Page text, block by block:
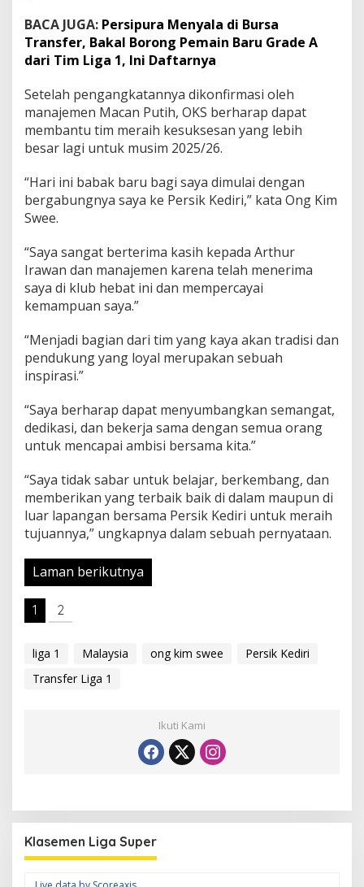
BACA JUGA: Persipura Menyala di Bursa
Transfer, Bakal Borong Pemain Baru Grade A
dari Tim Liga 1, Ini Daftarnya
Setelah pengangkatannya dikonfirmasi oleh
manajemen Macan Putih, OKS berharap dapat
membantu tim meraih kesuksesan yang lebih
besar lagi untuk musim 2025/26.
“Hari ini babak baru bagi saya dimulai dengan
bergabungnya saya ke Persik Kediri,” kata Ong Kim
Swee.
“Saya sangat berterima kasih kepada Arthur
Irawan dan manajemen karena telah menerima
saya di klub hebat ini dan mempercayai
kemampuan saya.”
“Menjadi bagian dari tim yang kaya akan tradisi dan
pendukung yang loyal merupakan sebuah
inspirasi.”
“Saya berharap dapat menyumbangkan semangat,
dedikasi, dan bekerja sama dengan semua orang
untuk mencapai ambisi bersama kita.”
“Saya tidak sabar untuk belajar, berkembang, dan
memberikan yang terbaik baik di dalam maupun di
luar lapangan bersama Persik Kediri untuk meraih
tujuannya,” ungkapnya dalam sebuah pernyataan.
Laman berikutnya
1 2
liga 1 Malaysia ong kim swee
Persik Kediri
Transfer Liga 1
Ikuti Kami
Klasemen Liga Super